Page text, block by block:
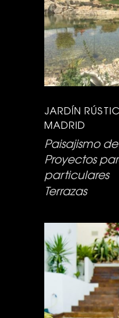
JARDÍN
MADRID
Paisajismo
Proyectos
particulares
Terrazas